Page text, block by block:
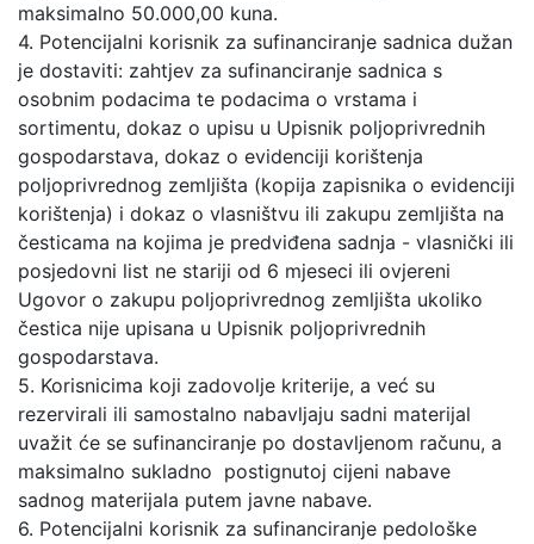
maksimalno 50.000,00 kuna.
4. Potencijalni korisnik za sufinanciranje sadnica dužan
je dostaviti: zahtjev za sufinanciranje sadnica s
osobnim podacima te podacima o vrstama i
sortimentu, dokaz o upisu u Upisnik poljoprivrednih
gospodarstava, dokaz o evidenciji korištenja
poljoprivrednog zemljišta (kopija zapisnika o evidenciji
korištenja) i dokaz o vlasništvu ili zakupu zemljišta na
česticama na kojima je predviđena sadnja - vlasnički ili
posjedovni list ne stariji od 6 mjeseci ili ovjereni
Ugovor o zakupu poljoprivrednog zemljišta ukoliko
čestica nije upisana u Upisnik poljoprivrednih
gospodarstava.
5. Korisnicima koji zadovolje kriterije, a već su
rezervirali ili samostalno nabavljaju sadni materijal
uvažit će se sufinanciranje po dostavljenom računu, a
maksimalno sukladno postignutoj cijeni nabave
sadnog materijala putem javne nabave.
6. Potencijalni korisnik za sufinanciranje pedološke